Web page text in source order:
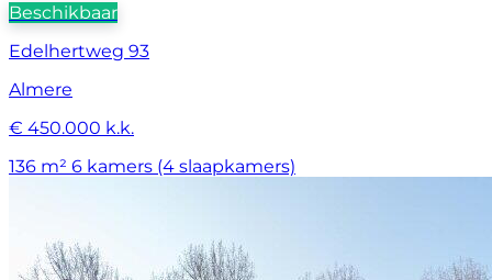
Beschikbaar
Edelhertweg 93
Almere
€ 450.000 k.k.
136 m² 6 kamers (4 slaapkamers)